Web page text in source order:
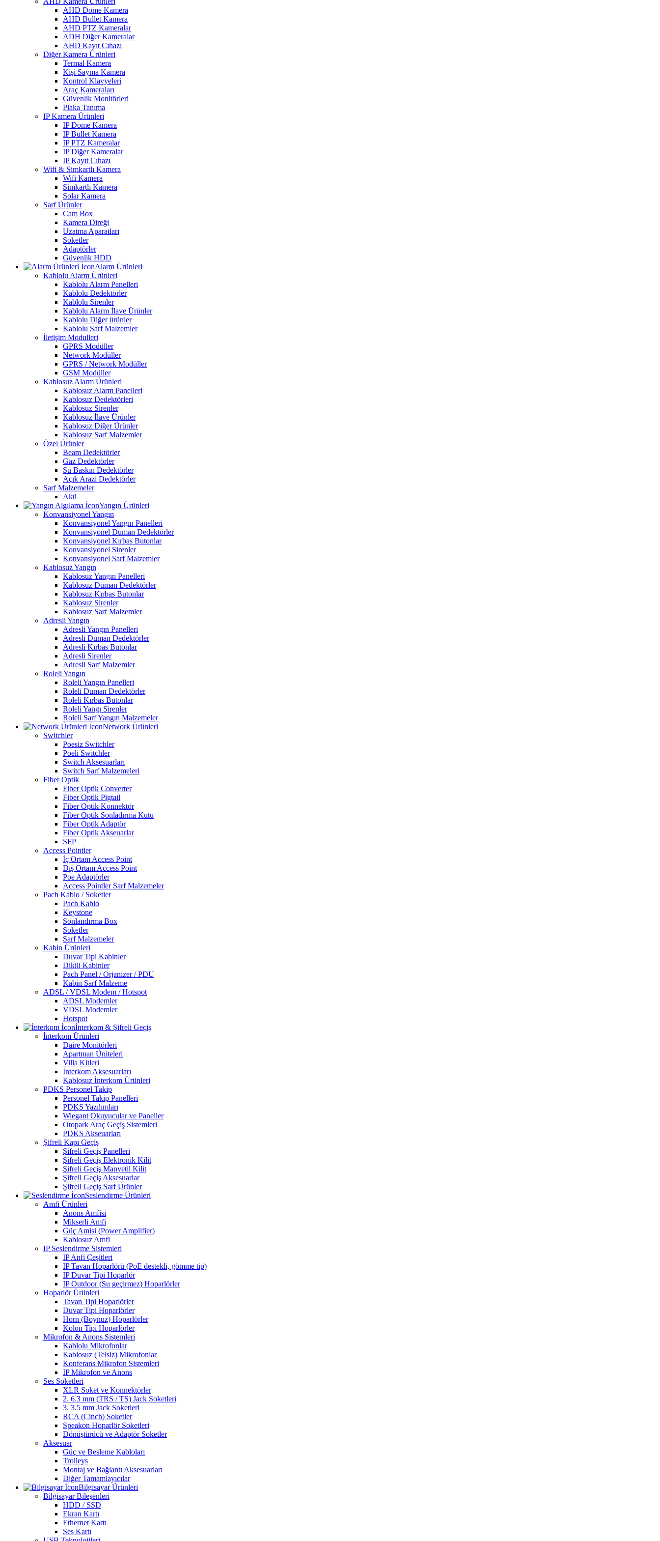
AHD Dome Kamera
AHD Bullet Kamera
AHD PTZ Kameralar
ADH Diğer Kameralar
AHD Kayıt Cıhazı
Diğer Kamera Ürünleri
Termal Kamera
Kişi Sayma Kamera
Kontrol Klavyeleri
Araç Kameraları
Güvenlik Monitörleri
Plaka Tanıma
IP Kamera Ürünleri
IP Dome Kamera
IP Bullet Kamera
IP PTZ Kameralar
IP Diğer Kameralar
IP Kayıt Cıhazı
Wifi & Simkartlı Kamera
Wifi Kamera
Simkartlı Kamera
Solar Kamera
Sarf Ürünler
Cam Box
Kamera Direği
Uzatma Aparatları
Soketler
Adaptörler
Güvenlik HDD
Alarm Ürünleri
Kablolu Alarm Ürünleri
Kablolu Alarm Panelleri
Kablolu Dedektörler
Kablolu Sirenler
Kablolu Alarm İlave Ürünler
Kablolu Diğer ürünler
Kablolu Sarf Malzemler
İletişim Modulleri
GPRS Modüller
Network Modüller
GPRS / Network Modüller
GSM Modüller
Kablosuz Alarm Ürünleri
Kablosuz Alarm Panelleri
Kablosuz Dedektörleri
Kablosuz Sirenler
Kablosuz İlave Ürünler
Kablosuz Diğer Ürünler
Kablosuz Sarf Malzemler
Özel Ürünler
Beam Dedektörler
Gaz Dedektörler
Su Baskın Dedektörler
Açık Arazi Dedektörler
Sarf Malzemeler
Akü
Yangın Ürünleri
Konvansiyonel Yangın
Konvansiyonel Yangın Panelleri
Konvansiyonel Duman Dedektörler
Konvansiyonel Kırbas Butonlar
Konvansiyonel Sirenler
Konvansiyonel Sarf Malzemler
Kablosuz Yangın
Kablosuz Yangın Panelleri
Kablosuz Duman Dedektörler
Kablosuz Kırbas Butonlar
Kablosuz Sirenler
Kablosuz Sarf Malzemler
Adresli Yangın
Adresli Yangın Panelleri
Adresli Duman Dedektörler
Adresli Kırbas Butonlar
Adresli Sirenler
Adresli Sarf Malzemler
Roleli Yangın
Roleli Yangın Panelleri
Roleli Duman Dedektörler
Roleli Kırbas Butonlar
Roleli Yangı Sirenler
Roleli Sarf Yangın Malzemeler
Network Ürünleri
Switchler
Poesiz Switchler
Poeli Switchler
Switch Aksesuarları
Switch Sarf Malzemeleri
Fiber Optik
Fiber Optik Converter
Fiber Optik Pigtail
Fiber Optik Konnektör
Fiber Optik Sonladırma Kutu
Fiber Optik Adaptör
Fiber Optik Akseuarlar
SFP
Access Pointler
İç Ortam Access Point
Dış Ortam Access Point
Poe Adaptörler
Access Pointler Sarf Malzemeler
Pach Kablo / Soketler
Pach Kablo
Keystone
Sonlandırma Box
Soketler
Sarf Malzemeler
Kabin Ürünleri
Duvar Tipi Kabinler
Dikili Kabinler
Pach Panel / Orjanizer / PDU
Kabin Sarf Malzeme
ADSL / VDSL Modem / Hotspot
ADSL Modemler
VDSL Modemler
Hotspot
İnterkom & Şifreli Geçiş
İnterkom Ürünleri
Daire Monitörleri
Apartman Üniteleri
Villa Kitleri
İnterkom Aksesuarları
Kablosuz İnterkom Ürünleri
PDKS Personel Takip
Personel Takip Panelleri
PDKS Yazılımları
Wiegant Okuyucular ve Paneller
Otopark Araç Geçiş Sistemleri
PDKS Akseuarları
Şifreli Kapı Geçiş
Şifreli Geçiş Panelleri
Şifreli Geçiş Elektronik Kilit
Şifreli Geçiş Manyetil Kilit
Şifreli Geçiş Aksesuarlar
Şifreli Geçiş Sarf Ürünler
Seslendirme Ürünleri
Amfi Ürünleri
Anons Amfisi
Mikserli Amfi
Güç Amisi (Power Amplifier)
Kablosuz Amfi
IP Seslendirme Sistemleri
IP Anfi Çeşitleri
IP Tavan Hoparlörü (PoE destekli, gömme tip)
IP Duvar Tipi Hoparlör
IP Outdoor (Su geçirmez) Hoparlörler
Hoparlör Ürünleri
Tavan Tipi Hoparlörler
Duvar Tipi Hoparlörler
Horn (Boynuz) Hoparlörler
Kolon Tipi Hoparlörler
Mikrofon & Anons Sistemleri
Kablolu Mikrofonlar
Kablosuz (Telsiz) Mikrofonlar
Konferans Mikrofon Sistemleri
IP Mikrofon ve Anons
Ses Soketleri
XLR Soket ve Konnektörler
2. 6.3 mm (TRS / TS) Jack Soketleri
3. 3.5 mm Jack Soketleri
RCA (Cinch) Soketler
Speakon Hoparlör Soketleri
Dönüştürücü ve Adaptör Soketler
Aksesuar
Güç ve Besleme Kabloları
Trolleys
Montaj ve Bağlantı Aksesuarları
Diğer Tamamlayıcılar
Bilgisayar Ürünleri
Bilgisayar Bileşenleri
HDD / SSD
Ekran Kartı
Ethernet Kartı
Ses Kartı